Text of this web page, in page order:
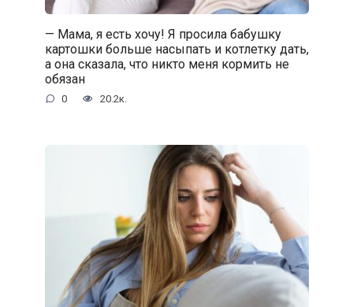
— Мама, я есть хочу! Я просила бабушку
картошки больше насыпать и котлетку дать,
а она сказала, что никто меня кормить не
обязан
0 20.2к.